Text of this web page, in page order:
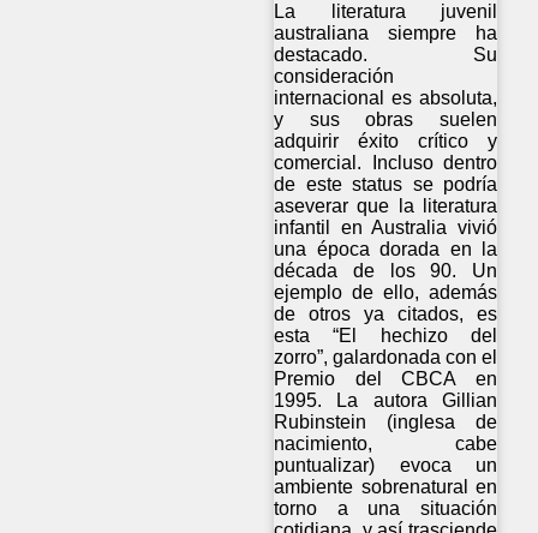
La literatura juvenil
australiana siempre ha
destacado. Su
consideración
internacional es absoluta,
y sus obras suelen
adquirir éxito crítico y
comercial. Incluso dentro
de este status se podría
aseverar que la literatura
infantil en Australia vivió
una época dorada en la
década de los 90. Un
ejemplo de ello, además
de otros ya citados, es
esta “El hechizo del
zorro”, galardonada con el
Premio del CBCA en
1995. La autora Gillian
Rubinstein (inglesa de
nacimiento, cabe
puntualizar) evoca un
ambiente sobrenatural en
torno a una situación